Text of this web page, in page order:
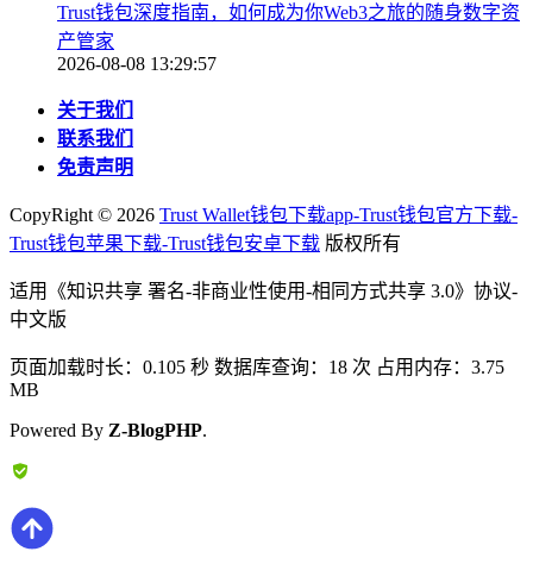
Trust钱包深度指南，如何成为你Web3之旅的随身数字资
产管家
2026-08-08 13:29:57
关于我们
联系我们
免责声明
CopyRight © 2026 Trust Wallet钱包下载app-Trust钱包官方下载-
Trust钱包苹果下载-Trust钱包安卓下载 版权所有
适用《知识共享 署名-非商业性使用-相同方式共享 3.0》协议-
中文版
页面加载时长：0.105 秒 数据库查询：18 次 占用内存：3.75
MB
Powered By Z-BlogPHP.